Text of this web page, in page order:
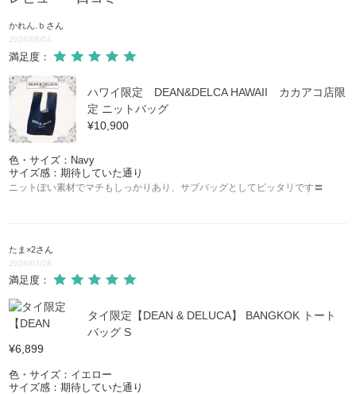
かれん.ｂ さん
2026/08/04
満足度：
ハワイ限定 DEAN&DELCA HAWAII カカアコ店限
定 ニットバッグ
¥10,900
色・サイズ：Navy
サイズ感：期待していた通り
ニットぽい素材でマチもしっかりあり、サブバッグとしてピッタリです〓
たま×2さん
2026/07/28
満足度：
タイ限定【DEAN & DELUCA】 BANGKOK トート
バッグ S
¥6,899
色・サイズ：イエロー
サイズ感：期待していた通り